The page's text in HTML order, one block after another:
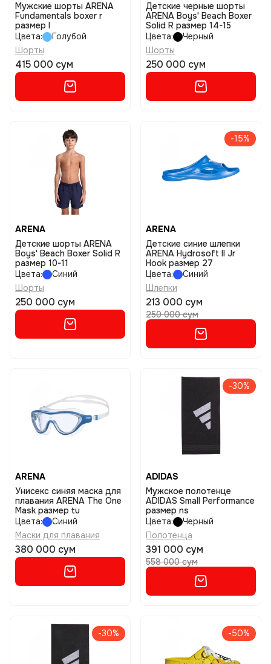
Мужские шорты ARENA
Fundamentals boxer r
размер l
Цвета:
Голубой
Шорты
415 000 сум
Детские черные шорты
ARENA Boys' Beach Boxer
Solid R размер 14-15
Цвета:
Черный
Шорты
250 000 сум
ARENA
Детские шорты ARENA
Boys' Beach Boxer Solid R
размер 10-11
Цвета:
Синий
Шорты
250 000 сум
-15%
ARENA
Детские синие шлепки
ARENA Hydrosoft II Jr
Hook размер 27
Цвета:
Синий
Шлепки
213 000 сум
250 000 сум
ARENA
Унисекс синяя маска для
плавания ARENA The One
Mask размер tu
Цвета:
Синий
Маски для плавания
380 000 сум
-30%
ADIDAS
Мужское полотенце
ADIDAS Small Performance
размер ns
Цвета:
Черный
Полотенца
391 000 сум
558 000 сум
-30% -50%